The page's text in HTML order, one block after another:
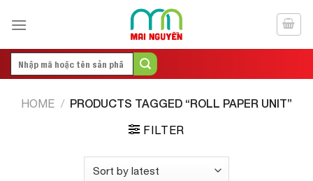
Search
HOME / PRODUCTS TAGGED “ROLL PAPER UNIT”
FILTER